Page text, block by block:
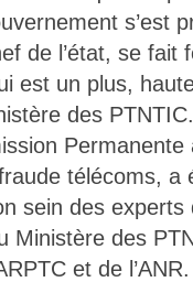
s’est
de l’état, se fait
est un plus,
des
télécoms, a
sein des
Ministère des
et de l’ANR.